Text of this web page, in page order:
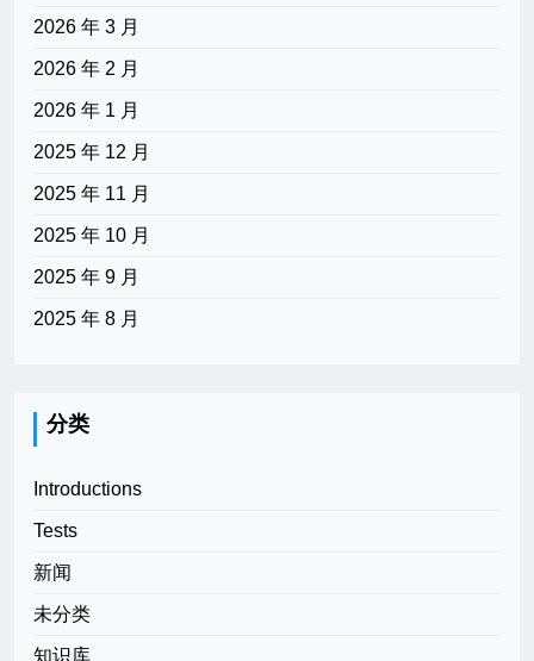
2026 年 3 月
2026 年 2 月
2026 年 1 月
2025 年 12 月
2025 年 11 月
2025 年 10 月
2025 年 9 月
2025 年 8 月
分类
Introductions
Tests
新闻
未分类
知识库